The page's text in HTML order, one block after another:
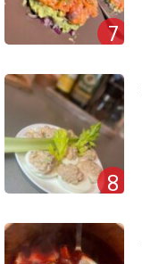
7
8